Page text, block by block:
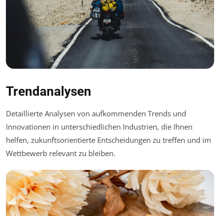
Trendanalysen
Detaillierte Analysen von aufkommenden Trends und
Innovationen in unterschiedlichen Industrien, die Ihnen
helfen, zukunftsorientierte Entscheidungen zu treffen und im
Wettbewerb relevant zu bleiben.